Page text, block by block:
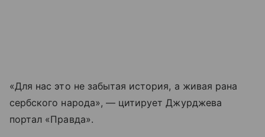
«Для нас это не забытая история, а живая рана
сербского народа», — цитирует Джурджева
портал «Правда».